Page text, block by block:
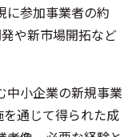
に参加事業者の約
や新市場開拓など
中小企業の新規事業
通じて得られた成